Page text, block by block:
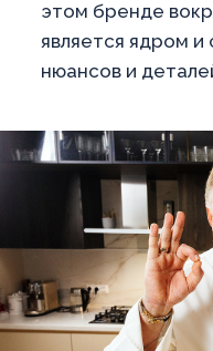
этом бренде
является ядром
нюансов и